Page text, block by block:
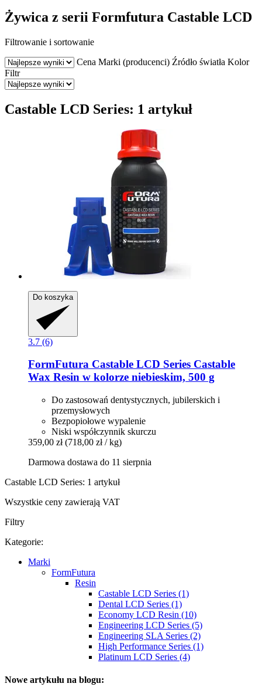
Żywica z serii Formfutura Castable LCD
Filtrowanie i sortowanie
Cena Marki (producenci) Źródło światła Kolor
Filtr
Castable LCD Series: 1 artykuł
Do koszyka
3.7 (6)
FormFutura Castable LCD Series Castable
Wax Resin w kolorze niebieskim, 500 g
Do zastosowań dentystycznych, jubilerskich i
przemysłowych
Bezpopiołowe wypalenie
Niski współczynnik skurczu
359,00 zł (718,00 zł / kg)
Darmowa dostawa do 11 sierpnia
Castable LCD Series: 1 artykuł
Wszystkie ceny zawierają VAT
Filtry
Kategorie:
Marki
FormFutura
Resin
Castable LCD Series (1)
Dental LCD Series (1)
Economy LCD Resin (10)
Engineering LCD Series (5)
Engineering SLA Series (2)
High Performance Series (1)
Platinum LCD Series (4)
Nowe artykułu na blogu: